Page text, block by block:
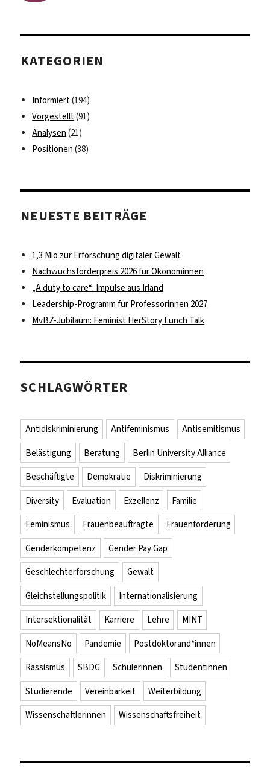
KATEGORIEN
Informiert(194)
Vorgestellt(91)
Analysen (21)
Positionen (38)
NEUESTE BEITRÄGE
1,3 Mio zur Erforschung digitaler Gewalt
Nachwuchsförderpreis 2026 für Ökonominnen
„A duty to care“: Impulse aus Irland
Leadership-Programm für Professorinnen 2027
MvBZ-Jubiläum: Feminist HerStory Lunch Talk
SCHLAGWÖRTER
Antidiskriminierung Antifeminismus
Antisemitismus
Belästigung
Beratung
Berlin University Alliance
Beschäftigte
Demokratie
Diskriminierung
Diversity
Evaluation Exzellenz
Familie
Feminismus
Frauenbeauftragte
Frauenförderung
Genderkompetenz
Gender Pay Gap
Geschlechterforschung
Gewalt
Gleichstellungspolitik
Internationalisierung
Intersektionalität
Karriere Lehre
MINT
NoMeansNo
Pandemie
Postdoktorand*innen
Rassismus
SBDG Schülerinnen
Studentinnen
Studierende
Vereinbarkeit
Weiterbildung
Wissenschaftlerinnen
Wissenschaftsfreiheit